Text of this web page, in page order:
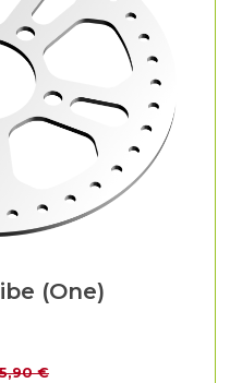
(One)
€